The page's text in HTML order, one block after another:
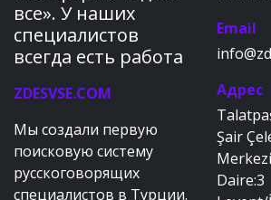
все». У наших
специалистов
всегда есть работа
ZDESVSE.COM
Мы создали первую
поисковую систему
русскоговорящих
специалистов в Турции.
Email
Адрес
Şair
Daire:3